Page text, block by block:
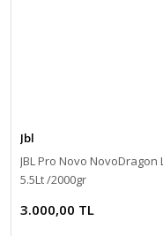
Jbl
JBL Pro Novo NovoDragon L
5.5Lt /2000gr
3.000,00 TL